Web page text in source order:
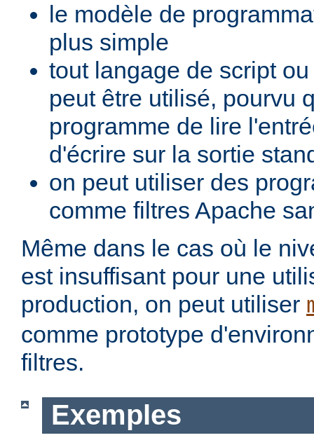
le modèle de
plus simple
tout langage de script
peut être utilisé, pourvu
programme de lire
d'écrire sur la sortie
on peut utiliser des
comme filtres Apache
Même dans le cas où le
est insuffisant pour une
production, on peut utiliser
comme prototype
filtres.
Exemples